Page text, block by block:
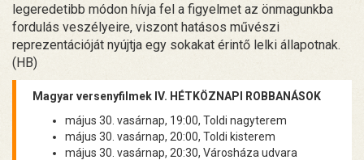
legeredetibb módon hívja fel a figyelmet az önmagunkba
fordulás veszélyeire, viszont hatásos művészi
reprezentációját nyújtja egy sokakat érintő lelki állapotnak.
(HB)
Magyar versenyfilmek IV. HÉTKÖZNAPI ROBBANÁSOK
május 30. vasárnap, 19:00, Toldi nagyterem
május 30. vasárnap, 20:00, Toldi kisterem
május 30. vasárnap, 20:30, Városháza udvara